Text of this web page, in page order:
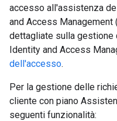
accesso all'assistenza
and Access
dettagliate sulla
Identity and Access
dell'accesso.
Per la gestione delle
cliente con piano
seguenti funzionalità: